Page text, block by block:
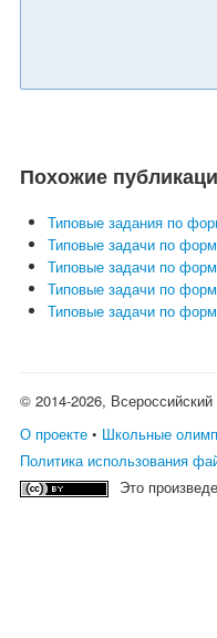
Похожие
Типовые задания по
Типовые задачи по
Типовые задачи по
Типовые задачи по
Типовые задачи по
© 2014-2026,
О проекте• Школьные
Политика использования
Это